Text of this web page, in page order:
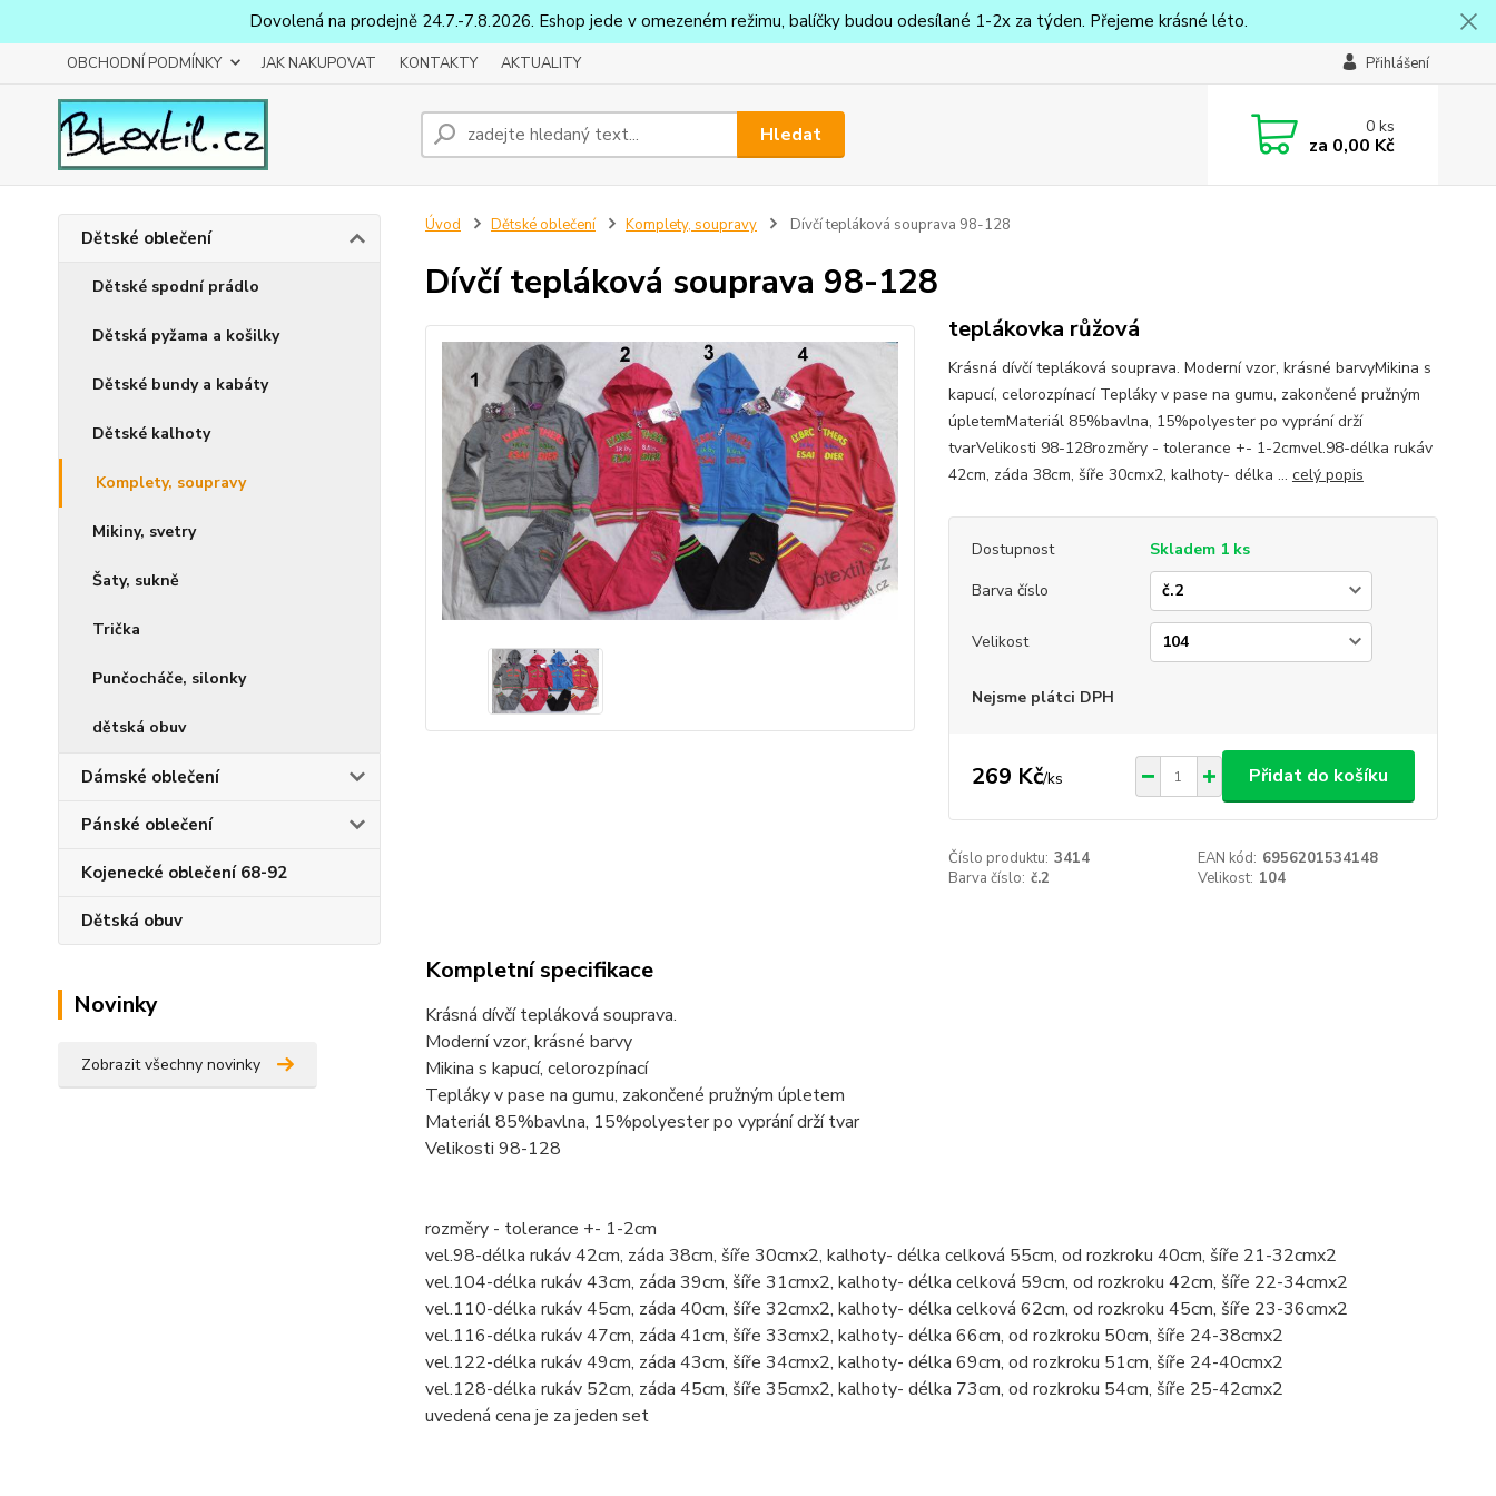
Dovolená na prodejně 24.7.-7.8.2026. Eshop jede v omezeném režimu, balíčky budou odesílané 1-2x za týden. Přejeme krásné léto.
OBCHODNÍ PODMÍNKY JAK NAKUPOVAT KONTAKTY AKTUALITY Přihlášení
Hledat 0ks
za 0,00 Kč
Dětské oblečení
Dětské spodní prádlo
Dětská pyžama a košilky
Dětské bundy a kabáty
Dětské kalhoty
Komplety, soupravy
Mikiny, svetry
Šaty, sukně
Trička
Punčocháče, silonky
dětská obuv
Dámské oblečení
Pánské oblečení
Kojenecké oblečení 68-92
Dětská obuv
Novinky
Zobrazit všechny novinky
Úvod Dětské oblečení Komplety, soupravy Dívčí tepláková souprava 98-128
Dívčí tepláková souprava 98-128
teplákovka růžová
Krásná dívčí tepláková souprava. Moderní vzor, krásné barvyMikina s
kapucí, celorozpínací Tepláky v pase na gumu, zakončené pružným
úpletemMateriál 85%bavlna, 15%polyester po vyprání drží
tvarVelikosti 98-128rozměry - tolerance +- 1-2cmvel.98-délka rukáv
42cm, záda 38cm, šíře 30cmx2, kalhoty- délka ... celý popis
Dostupnost
Skladem 1 ks
Barva číslo
Velikost
Nejsme plátci DPH
269 Kč/ks Přidat do košíku
Číslo produktu: 3414 EAN kód: 6956201534148
Barva číslo: č.2 Velikost: 104
Kompletní specifikace
Krásná dívčí tepláková souprava.
Moderní vzor, krásné barvy
Mikina s kapucí, celorozpínací
Tepláky v pase na gumu, zakončené pružným úpletem
Materiál 85%bavlna, 15%polyester po vyprání drží tvar
Velikosti 98-128
rozměry - tolerance +- 1-2cm
vel.98-délka rukáv 42cm, záda 38cm, šíře 30cmx2, kalhoty- délka celková 55cm, od rozkroku 40cm, šíře 21-32cmx2
vel.104-délka rukáv 43cm, záda 39cm, šíře 31cmx2, kalhoty- délka celková 59cm, od rozkroku 42cm, šíře 22-34cmx2
vel.110-délka rukáv 45cm, záda 40cm, šíře 32cmx2, kalhoty- délka celková 62cm, od rozkroku 45cm, šíře 23-36cmx2
vel.116-délka rukáv 47cm, záda 41cm, šíře 33cmx2, kalhoty- délka 66cm, od rozkroku 50cm, šíře 24-38cmx2
vel.122-délka rukáv 49cm, záda 43cm, šíře 34cmx2, kalhoty- délka 69cm, od rozkroku 51cm, šíře 24-40cmx2
vel.128-délka rukáv 52cm, záda 45cm, šíře 35cmx2, kalhoty- délka 73cm, od rozkroku 54cm, šíře 25-42cmx2
uvedená cena je za jeden set